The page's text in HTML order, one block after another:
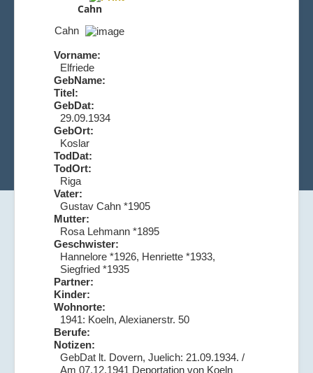
Cahn
Cahn
Vorname:
Elfriede
GebName:
Titel:
GebDat:
29.09.1934
GebOrt:
Koslar
TodDat:
TodOrt:
Riga
Vater:
Gustav Cahn *1905
Mutter:
Rosa Lehmann *1895
Geschwister:
Hannelore *1926, Henriette *1933,
Siegfried *1935
Partner:
Kinder:
Wohnorte:
1941: Koeln, Alexianerstr. 50
Berufe:
Notizen:
GebDat lt. Dovern, Juelich: 21.09.1934. /
Am 07.12.1941 Deportation von Koeln